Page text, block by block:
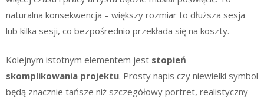
naturalna konsekwencja – większy rozmiar to dłuższa sesja
lub kilka sesji, co bezpośrednio przekłada się na koszty.
Kolejnym istotnym elementem jest stopień
skomplikowania projektu. Prosty napis czy niewielki symbol
będą znacznie tańsze niż szczegółowy portret, realistyczny